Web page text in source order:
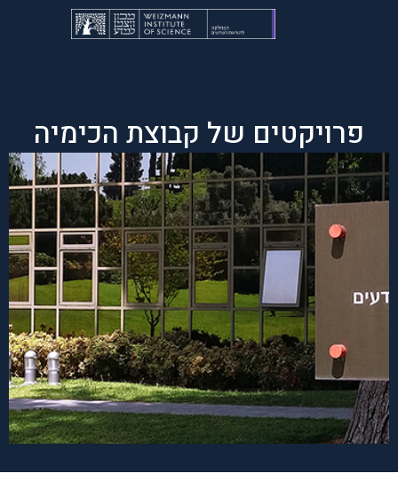
פרויקטים של קבוצת הכימיה